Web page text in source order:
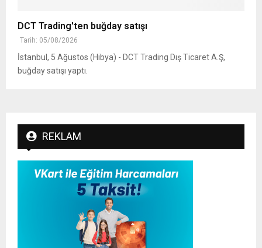
DCT Trading'ten buğday satışı
Tarih: 05/08/2026
İstanbul, 5 Ağustos (Hibya) - DCT Trading Dış Ticaret A.Ş,
buğday satışı yaptı.
REKLAM